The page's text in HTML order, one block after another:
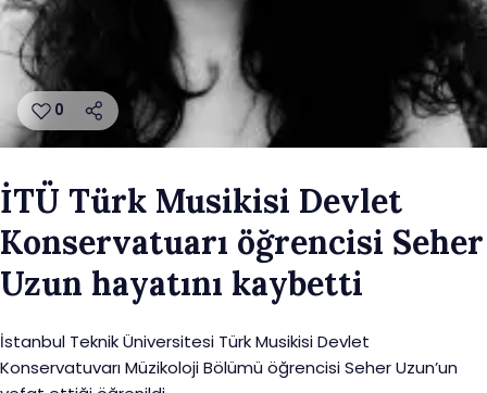
0
İTÜ Türk Musikisi Devlet
Konservatuarı öğrencisi Seher
Uzun hayatını kaybetti
İstanbul Teknik Üniversitesi Türk Musikisi Devlet
Konservatuvarı Müzikoloji Bölümü öğrencisi Seher Uzun’un